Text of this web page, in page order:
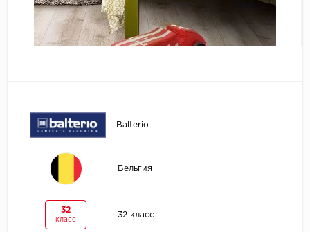
ECO Parquet
Balterio
Бельгия
32
класс
32 класс